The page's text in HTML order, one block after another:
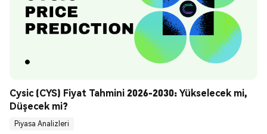
Cysic (CYS) Fiyat Tahmini 2026-2030: Yükselecek mi,
Düşecek mi?
Piyasa Analizleri